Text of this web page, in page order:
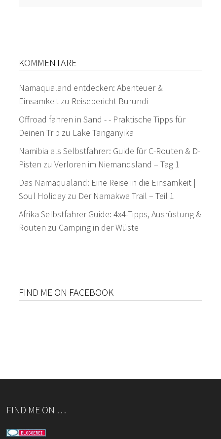
KOMMENTARE
Namaqualand entdecken: Abenteuer &
Einsamkeit zu Reisebericht Burundi
Offroad fahren in Sand - - Praktische Tipps für
Deinen Trip zu Lake Tanganyika
Namibia als Selbstfahrer: Guide für C-Routen & D-
Pisten zuVerloren im Niemandsland – Tag 1
Das Namaqualand: Eine Reise in die Einsamkeit |
Soul Holiday zu Der Namakwa Trail – Teil 1
Afrika Selbstfahrer Guide: 4x4-Tipps, Ausrüstung &
Routen zu Camping in der Wüste
FIND ME ON FACEBOOK
FIND ME ON …